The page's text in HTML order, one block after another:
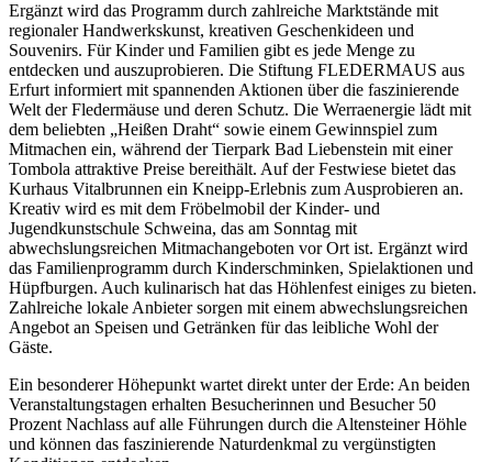
Ergänzt wird das Programm durch zahlreiche Marktstände mit
regionaler Handwerkskunst, kreativen Geschenkideen und
Souvenirs. Für Kinder und Familien gibt es jede Menge zu
entdecken und auszuprobieren. Die Stiftung FLEDERMAUS aus
Erfurt informiert mit spannenden Aktionen über die faszinierende
Welt der Fledermäuse und deren Schutz. Die Werraenergie lädt mit
dem beliebten „Heißen Draht“ sowie einem Gewinnspiel zum
Mitmachen ein, während der Tierpark Bad Liebenstein mit einer
Tombola attraktive Preise bereithält. Auf der Festwiese bietet das
Kurhaus Vitalbrunnen ein Kneipp-Erlebnis zum Ausprobieren an.
Kreativ wird es mit dem Fröbelmobil der Kinder- und
Jugendkunstschule Schweina, das am Sonntag mit
abwechslungsreichen Mitmachangeboten vor Ort ist. Ergänzt wird
das Familienprogramm durch Kinderschminken, Spielaktionen und
Hüpfburgen. Auch kulinarisch hat das Höhlenfest einiges zu bieten.
Zahlreiche lokale Anbieter sorgen mit einem abwechslungsreichen
Angebot an Speisen und Getränken für das leibliche Wohl der
Gäste.
Ein besonderer Höhepunkt wartet direkt unter der Erde: An beiden
Veranstaltungstagen erhalten Besucherinnen und Besucher 50
Prozent Nachlass auf alle Führungen durch die Altensteiner Höhle
und können das faszinierende Naturdenkmal zu vergünstigten